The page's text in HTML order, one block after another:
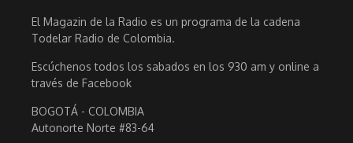
El Magazin de la Radio es un programa de la cadena
Todelar Radio de Colombia.
Escúchenos todos los sabados en los 930 am y online a
través de Facebook
BOGOTÁ - COLOMBIA
Autonorte Norte #83-64